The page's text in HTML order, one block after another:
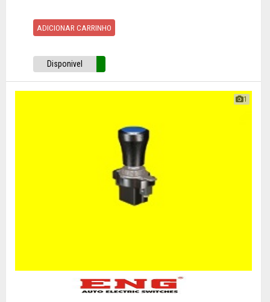
ADICIONAR CARRINHO
Disponivel
1